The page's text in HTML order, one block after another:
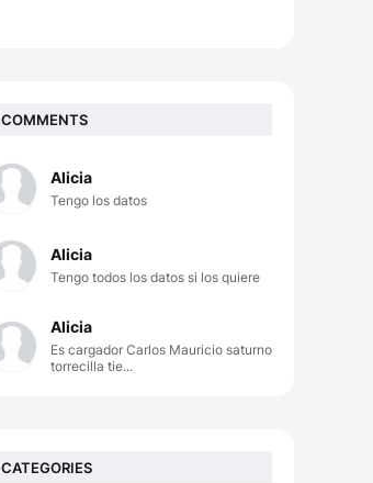
COMMENTS
Alicia
Tengo los datos
Alicia
Tengo todos los datos si los quiere
Alicia
Es cargador Carlos Mauricio saturno
torrecilla tie...
CATEGORIES